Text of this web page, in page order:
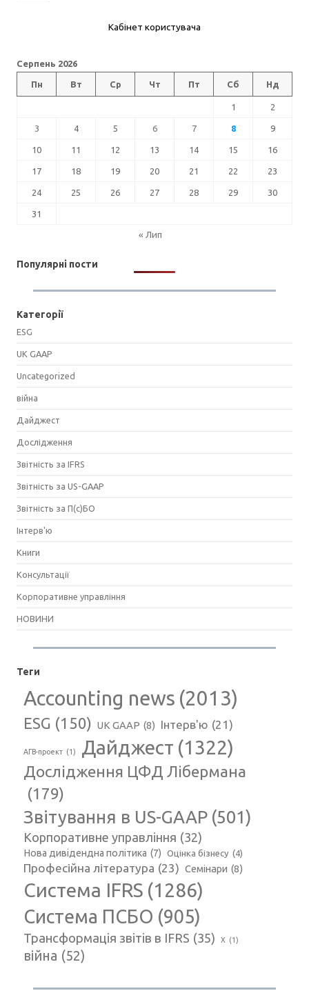
Кабінет користувача
Серпень 2026
Пн Вт Ср Чт Пт Сб Нд
1 2
3 4 5 6 7 8 9
10 11 12 13 14 15 16
17 18 19 20 21 22 23
24 25 26 27 28 29 30
31
« Лип
Популярні пости
Категорії
ESG
UK GAAP
Uncategorized
війна
Дайджест
Дослідження
Звітність за IFRS
Звітність за US-GAAP
Звітність за П(с)БО
Інтерв'ю
Книги
Консультації
Корпоративне управління
НОВИНИ
Теги
Accounting news (2013)
ESG (150) UK GAAP (8) Інтерв'ю (21)
АГВ-проект (1) Дайджест (1322)
Дослідження ЦФД Лібермана
(179)
Звітування в US-GAAP (501)
Корпоративне управління (32)
Нова дивідендна політика (7) Оцінка бізнесу (4)
Професійна література (23) Семінари (8)
Система IFRS (1286)
Система ПСБО (905)
Трансформація звітів в IFRS (35) Х (1)
війна (52)